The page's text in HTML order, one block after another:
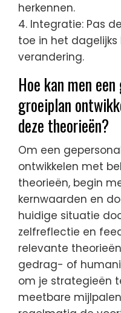
herkennen.
4. Integratie: Pas
toe in het
verandering.
Hoe kan men
groeiplan
deze theorieën?
Om een
ontwikkelen met
theorieën, begin
kernwaarden en
huidige situatie
zelfreflectie en
relevante
gedrag- of
om je strategieën
meetbare